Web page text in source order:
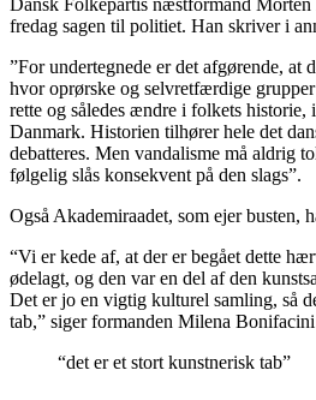
fredag sagen til politiet. Han skriver i
”For undertegnede er det afgørende, at
hvor oprørske og selvretfærdige
rette og således ændre i folkets historie,
Danmark. Historien tilhører hele det
debatteres. Men vandalisme må aldrig
følgelig slås konsekvent på den slags”.
Også Akademiraadet, som ejer busten,
“Vi er kede af, at der er begået dette
ødelagt, og den var en del af den
Det er jo en vigtig kulturel samling, så
tab,” siger formanden Milena
“det er et stort kunstnerisk tab”